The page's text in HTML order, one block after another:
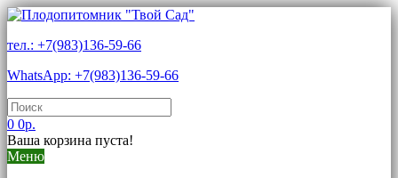
тел.: +7(983)136-59-66
WhatsApp: +7(983)136-59-66
0 0р.
Ваша корзина пуста!
Меню